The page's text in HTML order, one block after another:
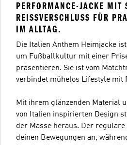
PERFORMANCE-JACKE MIT
REISSVERSCHLUSS FÜR
M ALLTAG.
Die Italien Anthem Heimjacke
um Fußballkultur mit einer
präsentieren. Sie ist vom
verbindet mühelos Lifestyle mit
Mit ihrem glänzenden Material
von Italien inspirierten Design
der Masse heraus. Der
deinen Bewegungen an,